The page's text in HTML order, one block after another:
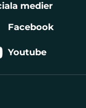
medier
Facebook
Youtube